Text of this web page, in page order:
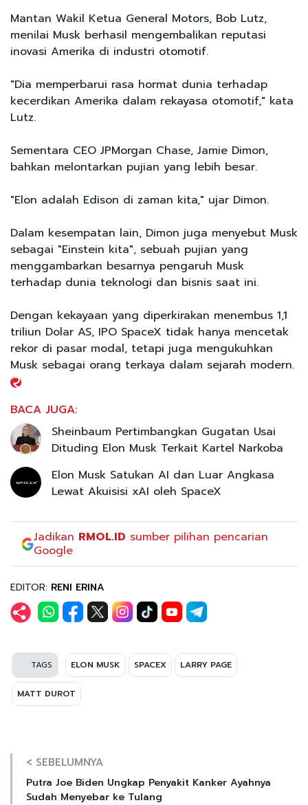
Mantan Wakil Ketua General Motors, Bob Lutz,
menilai Musk berhasil mengembalikan reputasi
inovasi Amerika di industri otomotif.
"Dia memperbarui rasa hormat dunia terhadap
kecerdikan Amerika dalam rekayasa otomotif," kata
Lutz.
Sementara CEO JPMorgan Chase, Jamie Dimon,
bahkan melontarkan pujian yang lebih besar.
"Elon adalah Edison di zaman kita," ujar Dimon.
Dalam kesempatan lain, Dimon juga menyebut Musk
sebagai "Einstein kita", sebuah pujian yang
menggambarkan besarnya pengaruh Musk
terhadap dunia teknologi dan bisnis saat ini.
Dengan kekayaan yang diperkirakan menembus 1,1
triliun Dolar AS, IPO SpaceX tidak hanya mencetak
rekor di pasar modal, tetapi juga mengukuhkan
Musk sebagai orang terkaya dalam sejarah modern.
BACA JUGA:
Sheinbaum Pertimbangkan Gugatan Usai
Dituding Elon Musk Terkait Kartel Narkoba
Elon Musk Satukan AI dan Luar Angkasa
Lewat Akuisisi xAI oleh SpaceX
Jadikan RMOL.ID sumber pilihan pencarian
Google
EDITOR: RENI ERINA
TAGS ELON MUSK SPACEX LARRY PAGE
MATT DUROT
< SEBELUMNYA
Putra Joe Biden Ungkap Penyakit Kanker Ayahnya
Sudah Menyebar ke Tulang